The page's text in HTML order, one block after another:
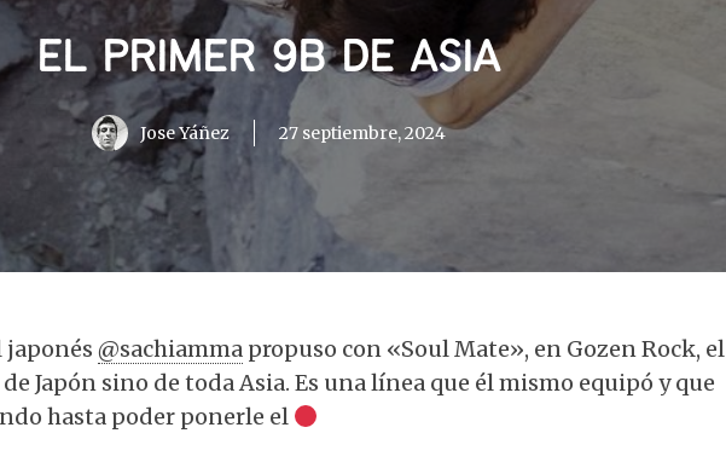
EL PRIMER 9B DE ASIA
Jose Yáñez 27 septiembre, 2024
japonés @sachiamma propuso con «Soul Mate», en Gozen Rock, el
Japón sino de toda Asia. Es una línea que él mismo equipó y que
hasta poder ponerle el